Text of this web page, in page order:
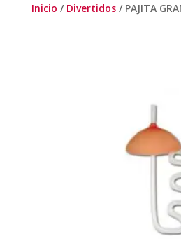
Inicio / Divertidos/ PAJITA